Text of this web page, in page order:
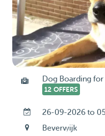
Dog Boarding for
12 OFFERS
26-09-2026 to
Beverwijk